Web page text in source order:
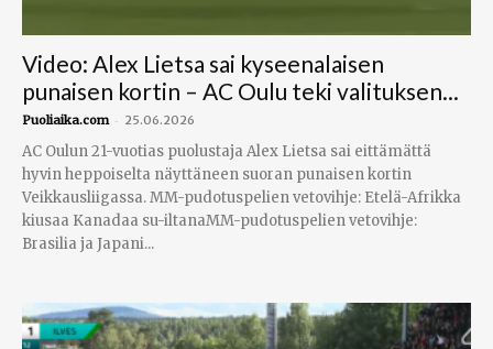
Video: Alex Lietsa sai kyseenalaisen
punaisen kortin – AC Oulu teki valituksen...
Puoliaika.com - 25.06.2026
AC Oulun 21-vuotias puolustaja Alex Lietsa sai eittämättä
hyvin heppoiselta näyttäneen suoran punaisen kortin
Veikkausliigassa. MM-pudotuspelien vetovihje: Etelä-Afrikka
kiusaa Kanadaa su-iltanaMM-pudotuspelien vetovihje:
Brasilia ja Japani...